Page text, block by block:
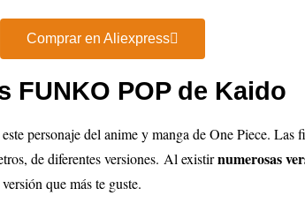
Comprar en Aliexpress
FUNKO POP de Kaido
personaje del anime y manga de One Piece.
de diferentes versiones. Al existirnumerosas
que más te guste.